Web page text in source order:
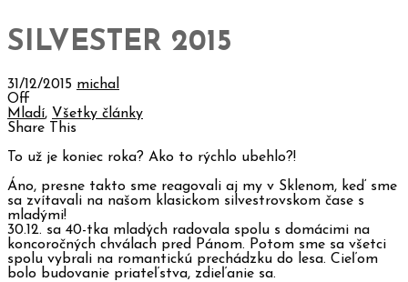
SILVESTER 2015
31/12/2015 michal
Off
Mladí, Všetky články
Share This
To už je koniec roka? Ako to rýchlo ubehlo?!
Áno, presne takto sme reagovali aj my v Sklenom, keď sme
sa zvítavali na našom klasickom silvestrovskom čase s
mladými!
30.12. sa 40-tka mladých radovala spolu s domácimi na
koncoročných chválach pred Pánom. Potom sme sa všetci
spolu vybrali na romantickú prechádzku do lesa. Cieľom
bolo budovanie priateľstva, zdieľanie sa.